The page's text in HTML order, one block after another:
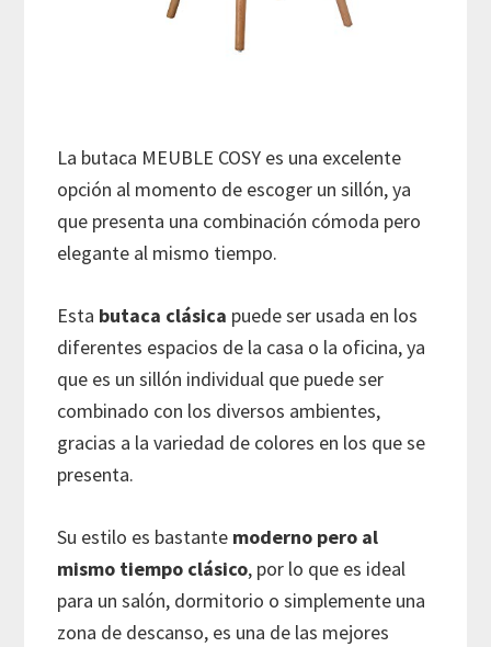
La butaca MEUBLE COSY es una excelente
opción al momento de escoger un sillón, ya
que presenta una combinación cómoda pero
elegante al mismo tiempo.
Esta butaca clásica puede ser usada en los
diferentes espacios de la casa o la oficina, ya
que es un sillón individual que puede ser
combinado con los diversos ambientes,
gracias a la variedad de colores en los que se
presenta.
Su estilo es bastante moderno pero al
mismo tiempo clásico, por lo que es ideal
para un salón, dormitorio o simplemente una
zona de descanso, es una de las mejores